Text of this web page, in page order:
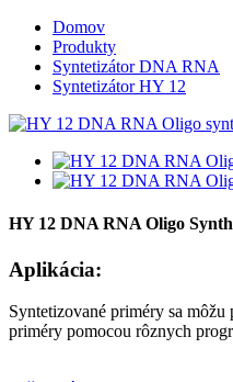
Domov
Produkty
Syntetizátor DNA RNA
Syntetizátor HY 12
HY 12 DNA RNA Oligo
Aplikácia:
Syntetizované priméry sa
priméry pomocou rôznych